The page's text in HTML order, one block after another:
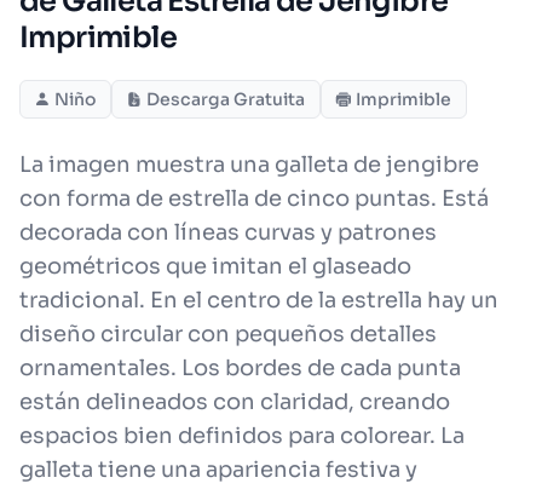
Imprimible
Niño Descarga Gratuita Imprimible
La imagen muestra una galleta de jengibre
con forma de estrella de cinco puntas. Está
decorada con líneas curvas y patrones
geométricos que imitan el glaseado
tradicional. En el centro de la estrella hay un
diseño circular con pequeños detalles
ornamentales. Los bordes de cada punta
están delineados con claridad, creando
espacios bien definidos para colorear. La
galleta tiene una apariencia festiva y